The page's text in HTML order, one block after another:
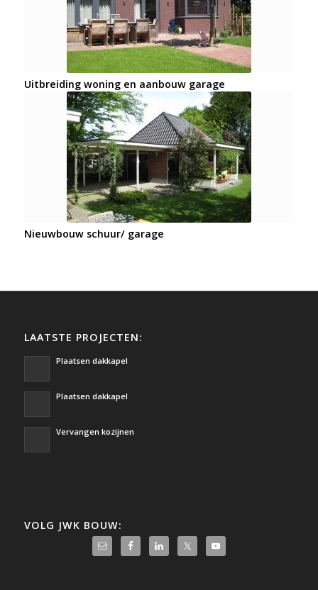
Uitbreiding woning en aanbouw garage
Nieuwbouw schuur/ garage
LAATSTE PROJECTEN:
Plaatsen dakkapel
Plaatsen dakkapel
Vervangen kozijnen
VOLG JWK BOUW: